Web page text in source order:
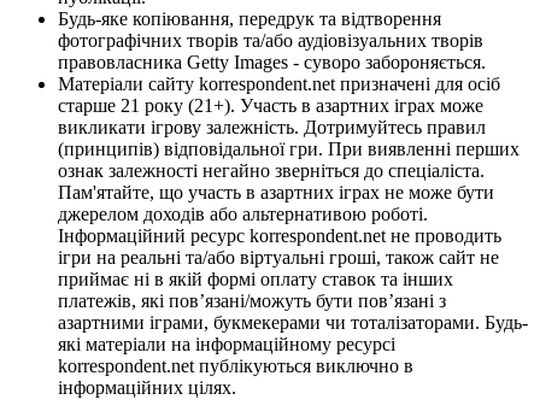
Будь-яке копіювання, передрук та відтворення
фотографічних творів та/або аудіовізуальних творів
правовласника Getty Images - суворо забороняється.
Матеріали сайту korrespondent.net призначені для осіб
старше 21 року (21+). Участь в азартних іграх може
викликати ігрову залежність. Дотримуйтесь правил
(принципів) відповідальної гри. При виявленні перших
ознак залежності негайно зверніться до спеціаліста.
Пам'ятайте, що участь в азартних іграх не може бути
джерелом доходів або альтернативою роботі.
Інформаційний ресурс korrespondent.net не проводить
ігри на реальні та/або віртуальні гроші, також сайт не
приймає ні в якій формі оплату ставок та інших
платежів, які пов’язані/можуть бути пов’язані з
азартними іграми, букмекерами чи тоталізаторами. Будь-
які матеріали на інформаційному ресурсі
korrespondent.net публікуються виключно в
інформаційних цілях.